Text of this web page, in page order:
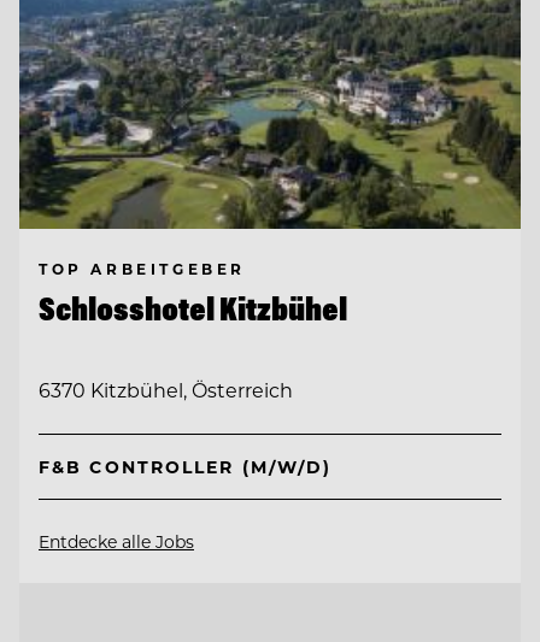
TOP ARBEITGEBER
Schlosshotel Kitzbühel
6370 Kitzbühel, Österreich
F&B CONTROLLER (M/W/D)
Entdecke alle Jobs